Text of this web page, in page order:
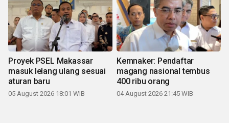
Proyek PSEL Makassar
masuk lelang ulang sesuai
aturan baru
05 August 2026 18:01 WIB
Kemnaker: Pendaftar
magang nasional tembus
400 ribu orang
04 August 2026 21:45 WIB